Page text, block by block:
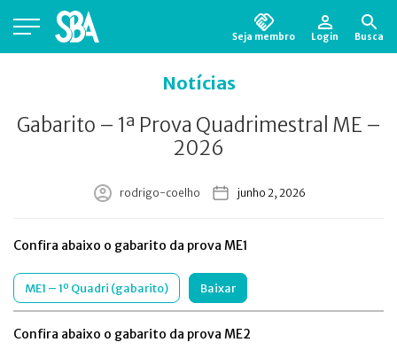
Seja membro Login Busca
Notícias
Gabarito – 1ª Prova Quadrimestral ME –
2026
rodrigo-coelho junho 2, 2026
Confira abaixo o gabarito da prova ME1
ME1 – 1º Quadri (gabarito) Baixar
Confira abaixo o gabarito da prova ME2